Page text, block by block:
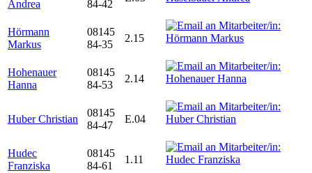
Andrea
84-42
Hörmann
Markus
08145
84-35
2.15
Hohenauer
Hanna
08145
84-53
2.14
Huber Christian
08145
84-47
E.04
Hudec
Franziska
08145
84-61
1.11